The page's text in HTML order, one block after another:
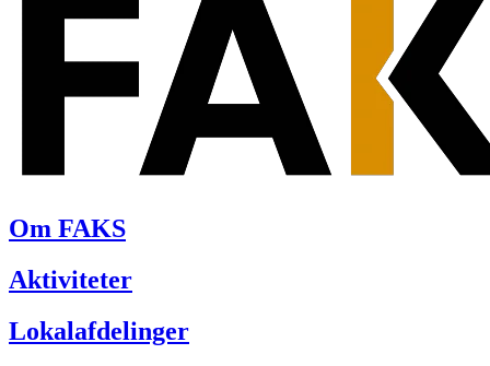
Om FAKS
Aktiviteter
Lokalafdelinger